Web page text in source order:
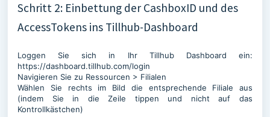
Schritt 2: Einbettung der CashboxID und des
AccessTokens ins Tillhub-Dashboard
Loggen Sie sich in Ihr Tillhub Dashboard ein:
https://dashboard.tillhub.com/login
Navigieren Sie zu Ressourcen > Filialen
Wählen Sie rechts im Bild die entsprechende Filiale aus
(indem Sie in die Zeile tippen und nicht auf das
Kontrollkästchen)